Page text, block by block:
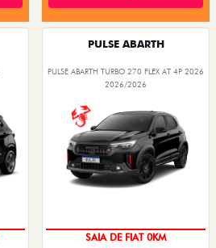
PULSE ABARTH
PULSE ABARTH TURBO 270 FLEX AT 4P 2026
2026/2026
SAIA DE FIAT 0KM